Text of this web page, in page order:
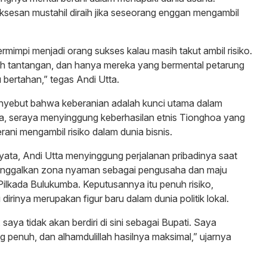
mustahil diraih jika seseorang enggan mengambil
menjadi orang sukses kalau masih takut ambil risiko.
tantangan, dan hanya mereka yang bermental petarung
tegas Andi Utta.
bahwa keberanian adalah kunci utama dalam
seraya menyinggung keberhasilan etnis Tionghoa yang
mengambil risiko dalam dunia bisnis.
Andi Utta menyinggung perjalanan pribadinya saat
zona nyaman sebagai pengusaha dan maju
Bulukumba. Keputusannya itu penuh risiko,
merupakan figur baru dalam dunia politik lokal.
tidak akan berdiri di sini sebagai Bupati. Saya
penuh, dan alhamdulillah hasilnya maksimal,” ujarnya